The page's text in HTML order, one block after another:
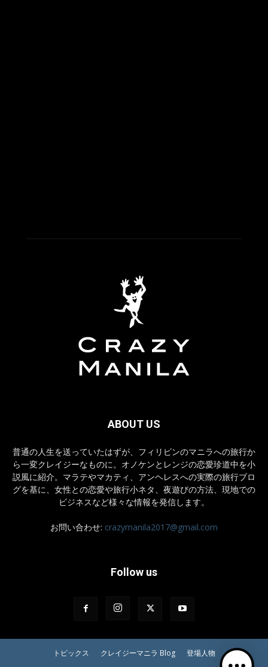
ABOUT US
普通の人生を送っていたはずが、フィリピンのマニラへの旅行か
ら一変クレイジーなものに。オノケンとレンジの恋愛珍道中を小
説風に紹介。マラテやマカティ、アンヘレスへの実際の旅行ブロ
グを基に、女性との恋愛や旅行小ネタ、夜遊びの方法、現地での
ビジネスなど様々な情報を発信します。
お問い合わせ: crazymanila2017@gmail.com
Follow us
トピックス クレイジーマニラ Blog 登場人物